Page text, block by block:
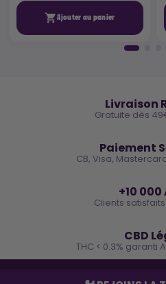
Ajouter au panier
Livraison
Gratuite dès
Paiement
CB, Visa,
+10 000
Clients
CBD
THC < 0.3% garanti